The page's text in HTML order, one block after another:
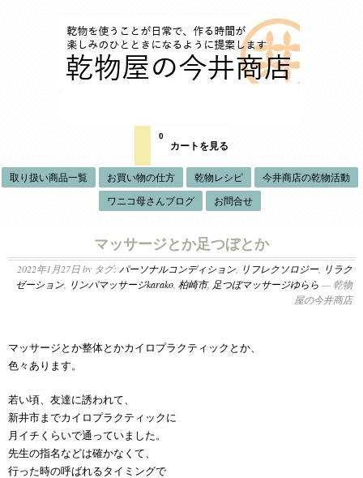
カートを見る
0
取り扱い商品一覧 お買い物の仕方 乾物レシピ 今井商店の乾物活動
ワニコ母さんブログ お問合せ
マッサージとか足つぼとか
2022年1月27日by タグ: パーソナルコンディション リフレクソロジー リラク
ゼーション リンパマッサージkarako 柏崎市, 足つぼマッサージゆらら — 乾物
屋の今井商店
マッサージとか整体とかカイロプラクティックとか、
色々あります。
若い頃、友達に誘われて、
新井市までカイロプラクティックに
月イチくらいで通っていました。
先生の指名などは確かなくて、
行った時の呼ばれるタイミングで